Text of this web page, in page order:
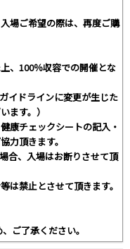
場ご希望の際は、再度ご購
、100％収容での開催とな
イドラインに変更が生じた
ます。）
康チェックシートの記入・
力頂きます。
合、入場はお断りさせて頂
は禁止とさせて頂きます。
ご了承ください。